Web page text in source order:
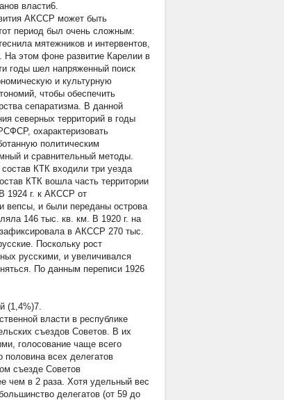
власти6.
АКССР может быть
период был очень сложным:
мятежников и интервентов,
На этом фоне развитие Карелии в
годы шел напряженный поиск
и культурную
чтобы обеспечить
сепаратизма. В данной
северных территорий в годы
охарактеризовать
политическим
и сравнительный методы.
КТК входили три уезда
КТК вошла часть территории
1924 г. к АКССР от
вепсы, и были переданы острова
146 тыс. кв. км. В 1920 г. на
в АКССР 270 тыс.
Поскольку рост
русскими, и увеличивался
По данным переписи 1926
(1,4%)7.
власти в республике
съездов Советов. В их
голосование чаще всего
половина всех делегатов
съезде Советов
чем в 2 раза. Хотя удельный вес
делегатов (от 59 до